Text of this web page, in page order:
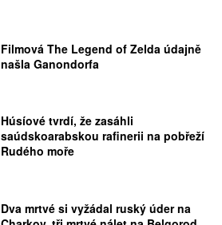
Filmová The Legend of Zelda údajně
našla Ganondorfa
Húsíové tvrdí, že zasáhli
saúdskoarabskou rafinerii na pobřeží
Rudého moře
Dva mrtvé si vyžádal ruský úder na